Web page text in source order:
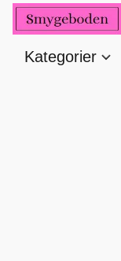
Kategorier